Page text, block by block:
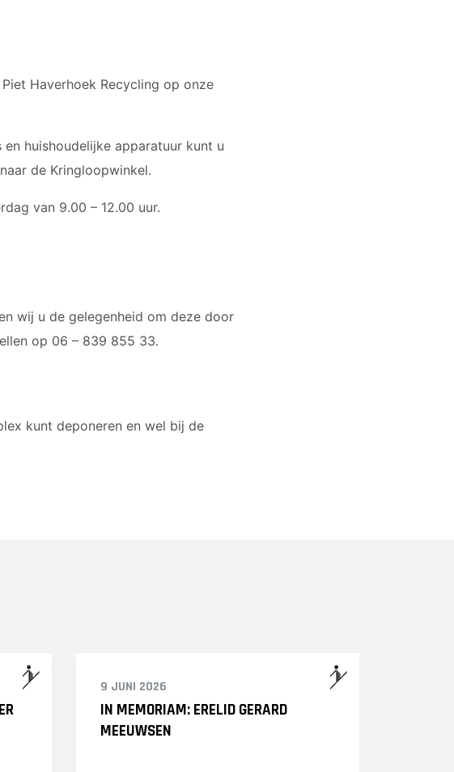
Haverhoek Recycling op onze
en huishoudelijke apparatuur kunt u
de Kringloopwinkel.
van 9.00 – 12.00 uur.
wij u de gelegenheid om deze door
op 06 – 839 855 33.
kunt deponeren en wel bij de
9 JUNI 2026
IN MEMORIAM: ERELID GERARD
MEEUWSEN